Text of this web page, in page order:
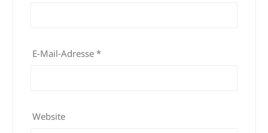
E-Mail-Adresse *
Website